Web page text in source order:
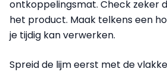
ontkoppelingsmat. Check zeker
het product. Maak telkens een
je tijdig kan verwerken.
Spreid de lijm eerst met de